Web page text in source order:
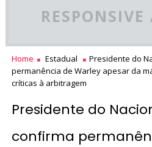
RESPONSIVE
Home Estadual
Presidente do
permanência de Warley apesar da
críticas à arbitragem
Presidente do
confirma